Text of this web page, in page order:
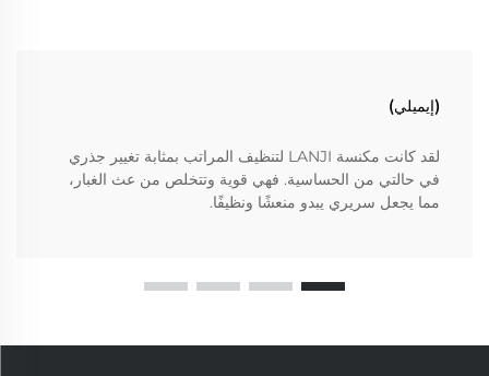
(إيميلي)
لقد كانت مكنسة LANJI لتنظيف المراتب بمثابة تغيير جذري
في حالتي من الحساسية. فهي قوية وتتخلص من عث الغبار،
مما يجعل سريري يبدو منعشًا ونظيفًا.